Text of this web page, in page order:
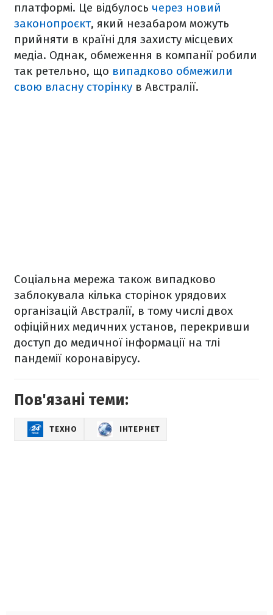
платформі. Це відбулось через новий
законопроєкт, який незабаром можуть
прийняти в країні для захисту місцевих
медіа. Однак, обмеження в компанії робили
так ретельно, що випадково обмежили
свою власну сторінку в Австралії.
Соціальна мережа також випадково
заблокувала кілька сторінок урядових
організацій Австралії, в тому числі двох
офіційних медичних установ, перекривши
доступ до медичної інформації на тлі
пандемії коронавірусу.
Пов'язані теми:
ТЕХНО ІНТЕРНЕТ